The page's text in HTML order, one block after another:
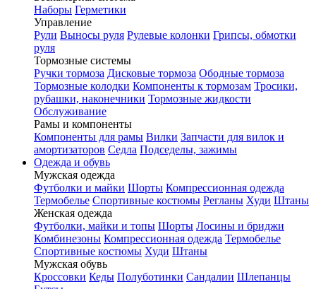
Наборы Герметики
Управление
Рули Выносы руля Рулевые колонки Грипсы, обмотки
руля
Тормозные системы
Ручки тормоза Дисковые тормоза Ободные тормоза
Тормозные колодки Компоненты к тормозам Тросики,
рубашки, наконечники Тормозные жидкости
Обслуживание
Рамы и компоненты
Компоненты для рамы Вилки Запчасти для вилок и
амортизаторов Седла Подседелы, зажимы
Одежда и обувь
Мужская одежда
Футболки и майки Шорты Компрессионная одежда
Термобелье Спортивные костюмы Регланы Худи Штаны
Женская одежда
Футболки, майки и топы Шорты Лосины и бриджи
Комбинезоны Компрессионная одежда Термобелье
Спортивные костюмы Худи Штаны
Мужская обувь
Кроссовки Кеды Полуботинки Сандалии Шлепанцы